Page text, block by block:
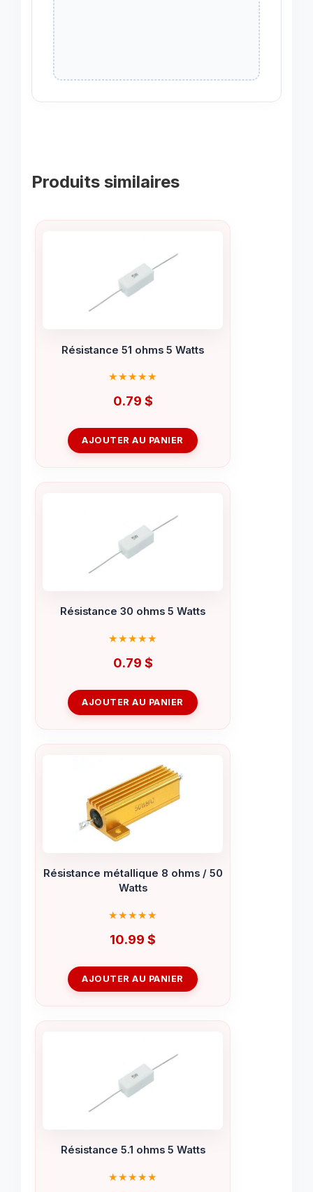
Produits similaires
Résistance 51 ohms 5 Watts
0.79 $
AJOUTER AU PANIER
Résistance 30 ohms 5 Watts
0.79 $
AJOUTER AU PANIER
Résistance métallique 8 ohms / 50
Watts
10.99 $
AJOUTER AU PANIER
Résistance 5.1 ohms 5 Watts